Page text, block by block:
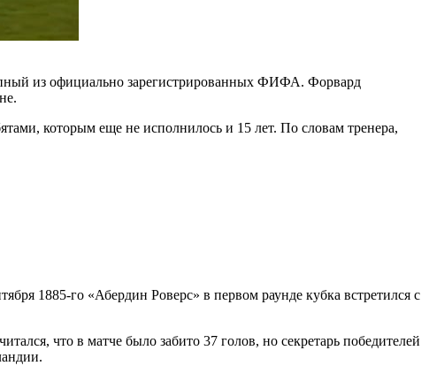
из официально зарегистрированных ФИФА. Форвард
которым еще не исполнилось и 15 лет. По словам тренера,
1885-го «Абердин Роверс» в первом раунде кубка встретился с
что в матче было забито 37 голов, но секретарь победителей